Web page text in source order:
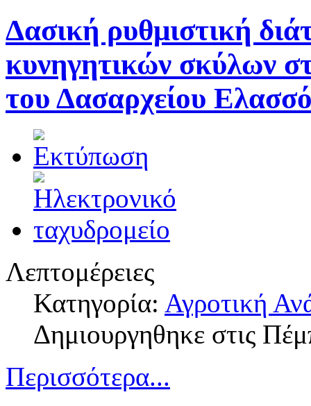
Δασική ρυθμιστική
κυνηγητικών σκύλων
του Δασαρχείου
Λεπτομέρειες
Κατηγορία: Αγροτική
Δημιουργηθηκε στις
Περισσότερα...